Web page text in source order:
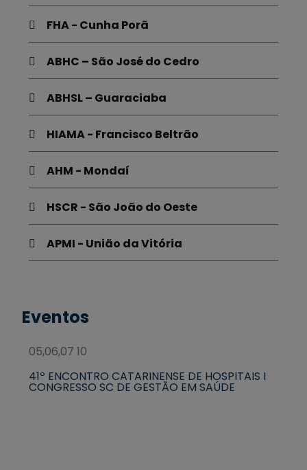
FHA - Cunha Porã
ABHC – São José do Cedro
ABHSL – Guaraciaba
HIAMA - Francisco Beltrão
AHM - Mondaí
HSCR - São João do Oeste
APMI - União da Vitória
Eventos
05,06,07 10
41º ENCONTRO CATARINENSE DE HOSPITAIS I
CONGRESSO SC DE GESTÃO EM SAÚDE